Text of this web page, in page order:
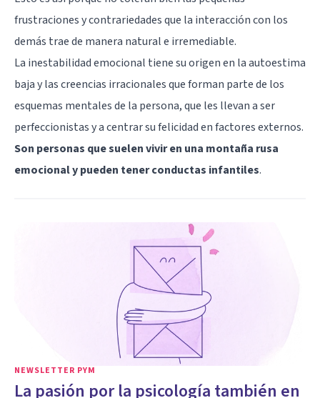
frustraciones y contrariedades que la interacción con los
demás trae de manera natural e irremediable.
La inestabilidad emocional tiene su origen en la autoestima
baja y las creencias irracionales que forman parte de los
esquemas mentales de la persona, que les llevan a ser
perfeccionistas y a centrar su felicidad en factores externos.
Son personas que suelen vivir en una montaña rusa
emocional y pueden tener conductas infantiles.
NEWSLETTER PYM
La pasión por la psicología también en